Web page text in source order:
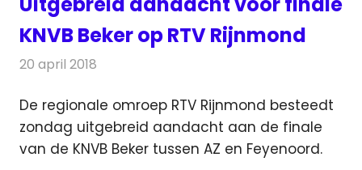
KNVB Beker op RTV Rijnmond
20 april 2018
De regionale omroep RTV Rijnmond besteedt
zondag uitgebreid aandacht aan de finale
van de KNVB Beker tussen AZ en Feyenoord.